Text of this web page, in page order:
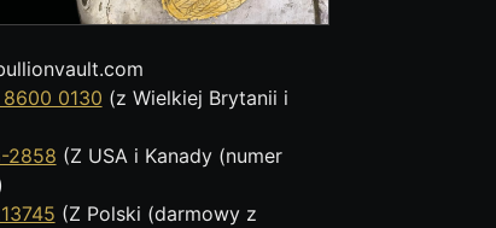
0130 (z Wielkiej Brytanii i
2858 (Z USA i Kanady (numer
(Z Polski (darmowy z